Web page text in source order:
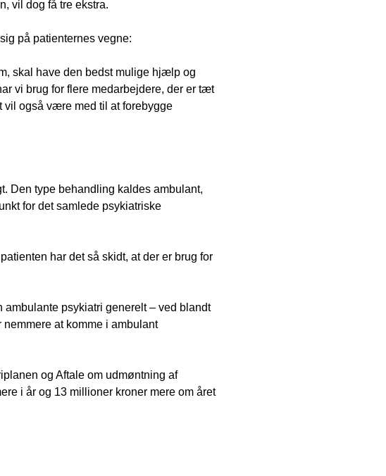
vil dog få tre ekstra.
på patienternes vegne:
skal have den bedst mulige hjælp og
vi brug for flere medarbejdere, der er tæt
vil også være med til at forebygge
Den type behandling kaldes ambulant,
for det samlede psykiatriske
har det så skidt, at der er brug for
psykiatri generelt – ved blandt
at komme i ambulant
og Aftale om udmøntning af
i år og 13 millioner kroner mere om året